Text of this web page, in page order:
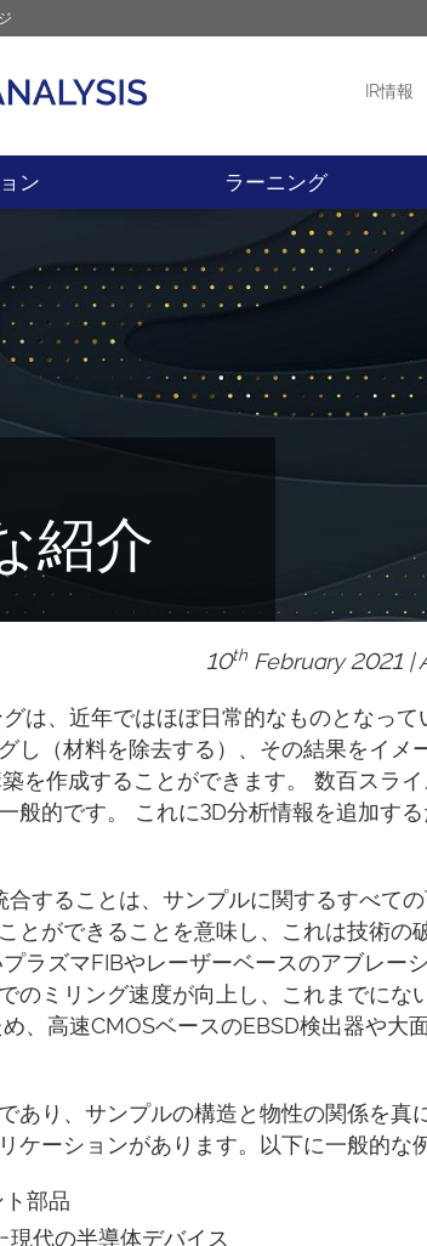
ン ニ
IR情報
ン ラーニング
紹介
10th February 2021 |
は、近年ではほぼ日常的なものとなって
し（材料を除去する）、その結果をイメ
を作成することができます。 数百スラ
般的です。 これに3D分析情報を追加す
合することは、サンプルに関するすべて
とができることを意味し、これは技術の
ラズマFIBやレーザーベースのアブレー
のミリング速度が向上し、これまでにな
、高速CMOSベースのEBSD検出器や大
あり、サンプルの構造と物性の関係を真
ケーションがあります。以下に一般的な
部品
代の半導体デバイス